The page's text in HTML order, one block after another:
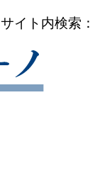
サイト内検索：